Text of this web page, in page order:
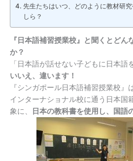
先生たちはいつ、どのように教材研
しら？
『日本語補習授業校』と聞くとどん
か？
「日本語が話せない子どもに日本語
いいえ、違います！
『シンガポール日本語補習授業校』
インターナショナル校に通う日本国
象に、
日本の教科書を使用し、国語